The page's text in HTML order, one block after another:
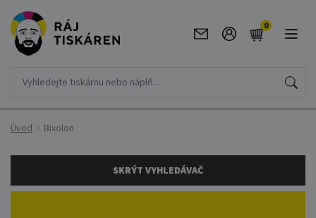
0
Úvod Bixolon
SKRÝT VYHLEDÁVAČ